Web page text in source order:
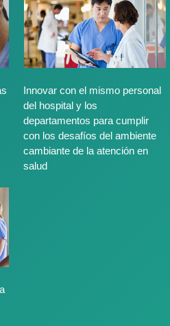
Innovar con el mismo personal
del hospital y los
departamentos para cumplir
con los desafíos del ambiente
cambiante de la atención en
salud